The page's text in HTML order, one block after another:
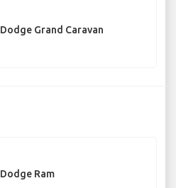
Dodge Grand Caravan
Dodge Ram